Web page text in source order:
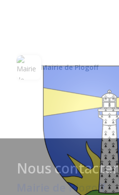
Mairie de Plogoff
Nous contacter
Mairie de Plogoff